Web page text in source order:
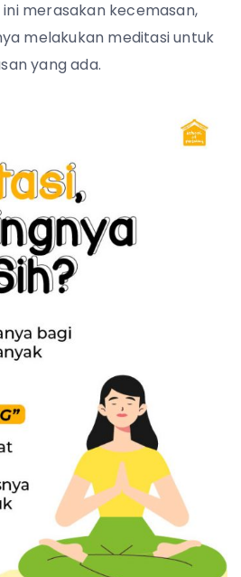
merasakan kecemasan,
melakukan meditasi untuk
yang ada.